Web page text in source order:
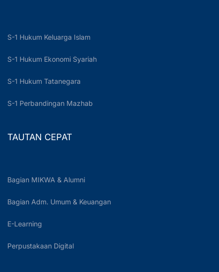
S-1 Hukum Keluarga Islam
S-1 Hukum Ekonomi Syariah
S-1 Hukum Tatanegara
S-1 Perbandingan Mazhab
TAUTAN CEPAT
Bagian MIKWA & Alumni
Bagian Adm. Umum & Keuangan
E-Learning
Perpustakaan Digital